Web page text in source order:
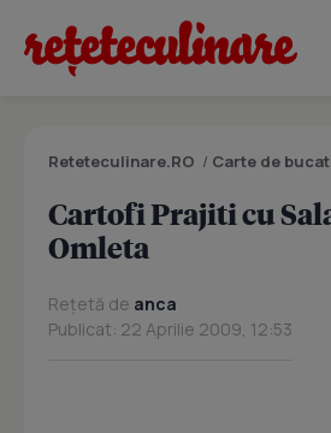
Reteteculinare.RO / Carte de
Cartofi Prajiti cu
Omleta
Rețetă de anca
Publicat: 22 Aprilie 2009, 12:53